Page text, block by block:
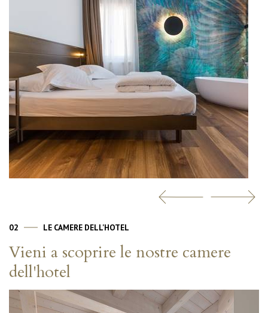
02 LE CAMERE DELL'HOTEL
Vieni a scoprire le nostre camere
dell'hotel